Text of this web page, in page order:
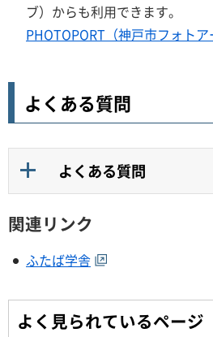
ブ）からも利用できます。
PHOTOPORT（神戸市フォトア
よくある質問
よくある質問
関連リンク
ふたば学舎
よく見られているページ